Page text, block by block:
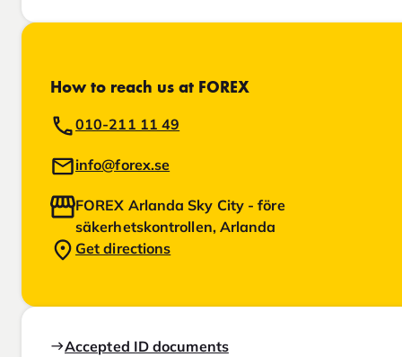
How to reach us at FOREX
010-211 11 49
info@forex.se
FOREX Arlanda Sky City - före
säkerhetskontrollen, Arlanda
Get directions
Accepted ID documents